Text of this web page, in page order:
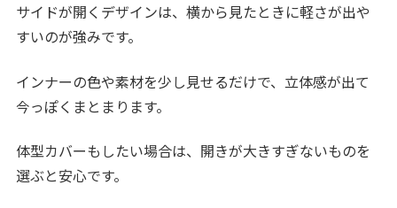
サイドが開くデザインは、横から見たときに軽さが出や
すいのが強みです。
インナーの色や素材を少し見せるだけで、立体感が出て
今っぽくまとまります。
体型カバーもしたい場合は、開きが大きすぎないものを
選ぶと安心です。